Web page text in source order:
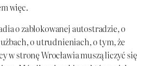
więc.
o zablokowanej autostradzie, o
o utrudnieniach, o tym, że
w stronę Wrocławia muszą liczyć się